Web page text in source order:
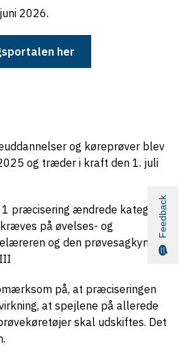
2026.
her
og køreprøver blev
og træder i kraft den 1. juli
præcisering ændrede kategori
på øvelses- og
og den prøvesagkyndige
på, at præciseringen
at spejlene på allerede
skal udskiftes. Det
Feedback